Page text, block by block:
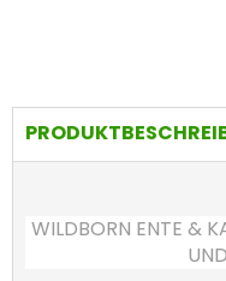
WILDBORN ENTE &